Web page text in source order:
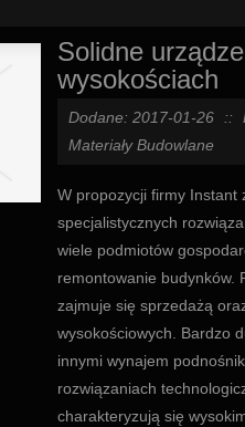
Solidne
wysokościach
Dodane: 2017-01-26 ::
Materiały Budowlane
W propozycji firmy Instant
specjalistycznych
wiele podmiotów
remontowanie budynków.
zajmuje się sprzedażą
wysokościowych. Bardzo
innymi wynajem
rozwiązaniach
charakteryzują się